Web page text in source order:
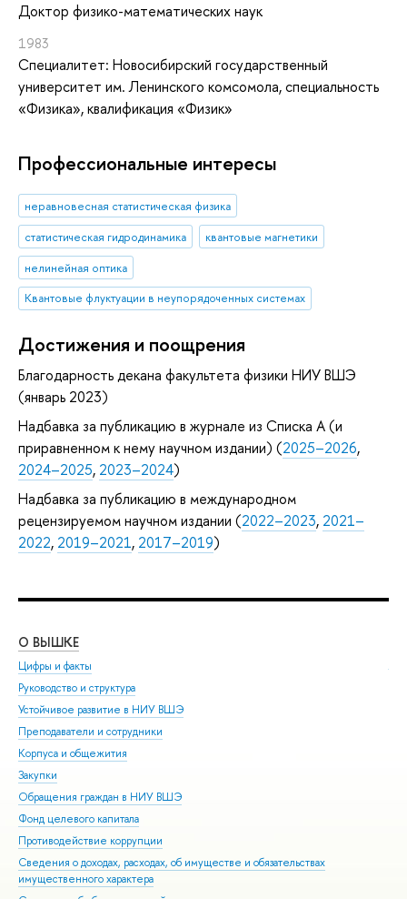
Доктор физико-математических наук
1983
Специалитет: Новосибирский государственный
университет им. Ленинского комсомола, специальность
«Физика», квалификация «Физик»
Профессиональные интересы
неравновесная статистическая физика
статистическая гидродинамика
квантовые магнетики
нелинейная оптика
Квантовые флуктуации в неупорядоченных системах
Достижения и поощрения
Благодарность декана факультета физики НИУ ВШЭ
(январь 2023)
Надбавка за публикацию в журнале из Списка А (и
приравненном к нему научном издании) (2025–2026,
2024–2025, 2023–2024)
Надбавка за публикацию в международном
рецензируемом научном издании (2022–2023, 2021–
2022, 2019–2021, 2017–2019)
О ВЫШКЕ
Цифры и факты
Руководство и структура
Устойчивое развитие в НИУ ВШЭ
Преподаватели и сотрудники
Корпуса и общежития
Закупки
Обращения граждан в НИУ ВШЭ
Фонд целевого капитала
Противодействие коррупции
Сведения о доходах, расходах, об имуществе и обязательствах
имущественного характера